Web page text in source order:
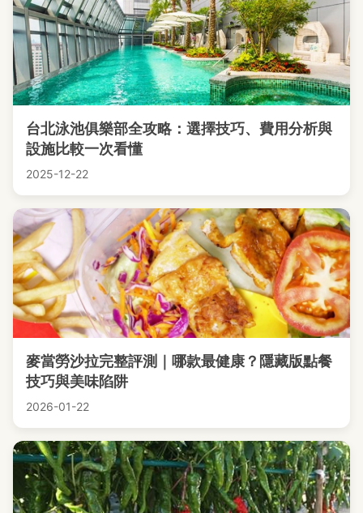
台北泳池俱樂部全攻略：選擇技巧、費用分析與
設施比較一次看懂
2025-12-22
麥當勞沙拉完整評測｜哪款最健康？隱藏版點餐
技巧與美味陷阱
2026-01-22